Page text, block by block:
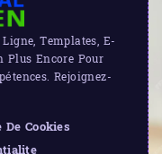
Templates, E-
Plus Encore Pour
Rejoignez-
Cookies